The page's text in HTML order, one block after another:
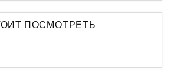
ПОСМОТРЕТЬ